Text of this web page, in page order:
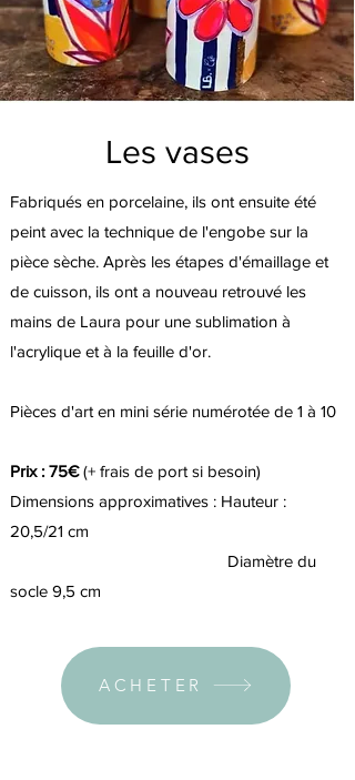
Les vases
Fabriqués en porcelaine, ils ont ensuite été
peint avec la technique de l'engobe sur la
pièce sèche. Après les étapes d'émaillage et
de cuisson, ils ont a nouveau retrouvé les
mains de Laura pour une sublimation à
l'acrylique et à la feuille d'or.
Pièces d'art en mini série numérotée de 1 à 10
Prix : 75€(+ frais de port si besoin)
Dimensions approximatives : Hauteur :
20,5/21 cm
Diamètre du
socle 9,5 cm
ACHETER